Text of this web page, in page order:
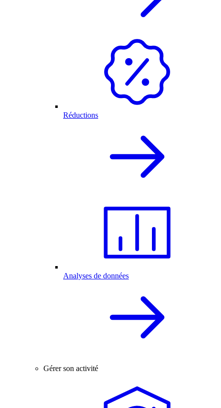
Réductions
Analyses de données
Gérer son activité